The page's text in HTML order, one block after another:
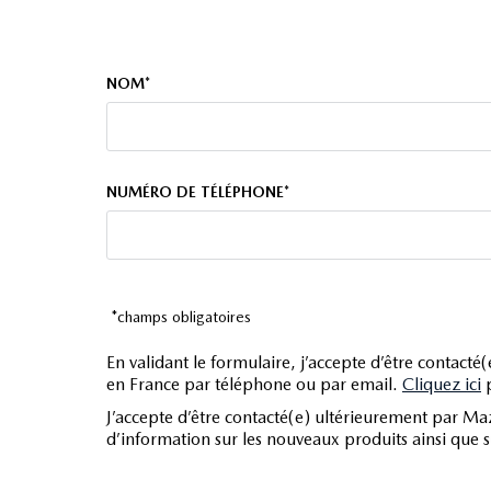
ebd
ecran multifonction couleur
esp
fixations isofix aux places arrières
follow me home
fonction mp3
freinage automatique d'urgence
NOM*
NUMÉRO DE TÉLÉPHONE*
*champs obligatoires
En validant le formulaire, j’accepte d’être
en France par téléphone ou par email. Cliquez ici
J’accepte d’être contacté(e) ultérieurement par
d’information sur les nouveaux produits ainsi que